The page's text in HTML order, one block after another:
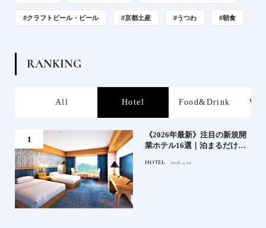
#クラフトビール・ビール #京都土産 #うつわ #朝食
RANKING
All Hotel Food&Drink
《2026年最新》注目の新規開
業ホテル16選｜泊まるだけで
ル
HOTEL 2026.4.22